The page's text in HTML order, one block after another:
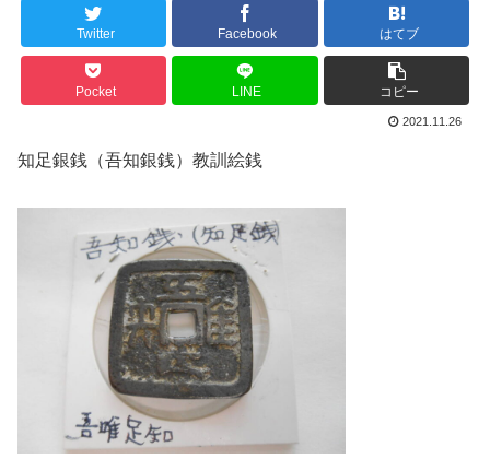
Twitter Facebook はてブ
Pocket LINE コピー
2021.11.26
知足銀銭（吾知銀銭）教訓絵銭